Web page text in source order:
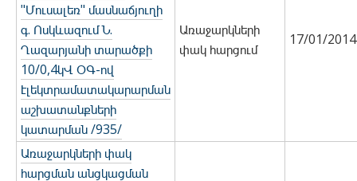
"Մուսալեռ" մասնաճյուղի
գ. Ոսկևազում Ն.
Ղազարյանի տարածքի
10/0,4կՎ ՕԳ-ով
էլեկտրամատակարարման
աշխատանքների
կատարման /935/
Առաջարկների
փակ հարցում
17/01/2014
Առաջարկների փակ
հարցման անցկացման